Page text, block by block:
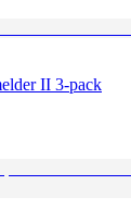
II 3-pack